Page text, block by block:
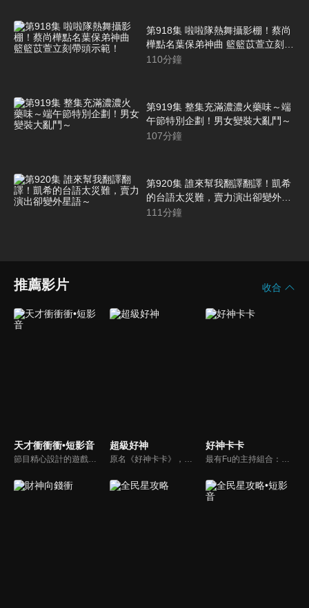
第918集 啦啦隊熱舞攝影棚！蔡尚
樺點名葉保弟神曲 籃籃苡萱立刻帶
頭示範！
110分鐘
第919集 整集充滿濃濃火藥味～端
午節特別企劃！男女變裝大亂鬥～
107分鐘
第920集 誰來幫我翻譯翻譯！凱希
的台語太災難，賣力演出卻變外星
語～
111分鐘
推薦影片 收合
天才衝衝衝•短影音 超級好神 好神卡卡